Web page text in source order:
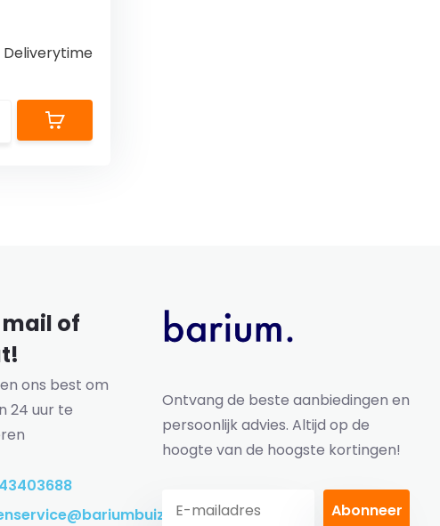
Deliverytime
mail of
ons best om
24 uur te
Ontvang de beste aanbiedingen en
persoonlijk advies. Altijd op de
hoogte van de hoogste kortingen!
Abonneer